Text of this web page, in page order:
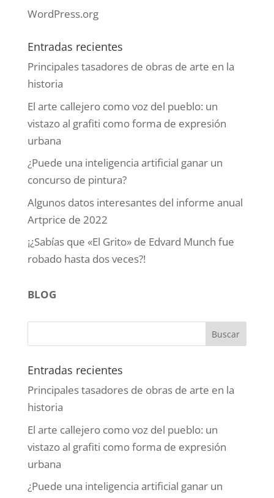
WordPress.org
Entradas recientes
Principales tasadores de obras de arte en la
historia
El arte callejero como voz del pueblo: un
vistazo al grafiti como forma de expresión
urbana
¿Puede una inteligencia artificial ganar un
concurso de pintura?
Algunos datos interesantes del informe anual
Artprice de 2022
¡¿Sabías que «El Grito» de Edvard Munch fue
robado hasta dos veces?!
BLOG
Entradas recientes
Principales tasadores de obras de arte en la
historia
El arte callejero como voz del pueblo: un
vistazo al grafiti como forma de expresión
urbana
¿Puede una inteligencia artificial ganar un